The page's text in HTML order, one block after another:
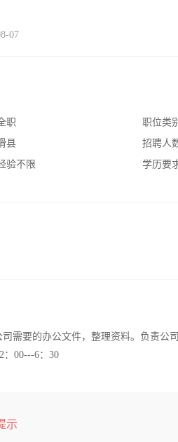
07
职
县
验不限
职位类
招聘人
学历要
司需要的办公文件，整理资料。负责公
：00---6：30
示